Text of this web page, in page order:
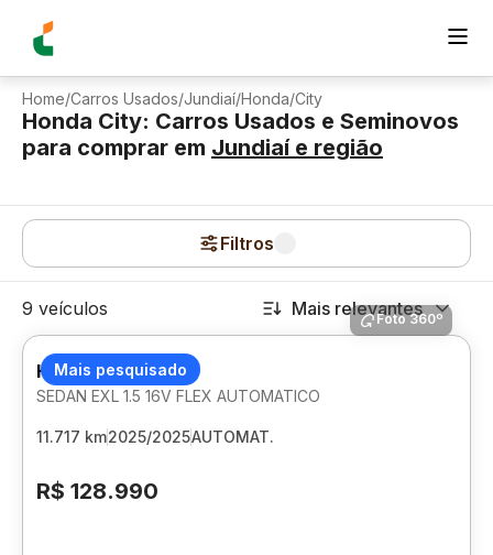
Home/Carros Usados/Jundiaí/Honda/City
Honda City: Carros Usados e Seminovos
para comprar em Jundiaíe região
Filtros
9 veículos Mais relevantes
Mais pesquisado
Foto 360º
HONDA CITY
SEDAN EXL 1.5 16V FLEX AUTOMATICO
11.717 km2025/2025AUTOMAT.
R$ 128.990